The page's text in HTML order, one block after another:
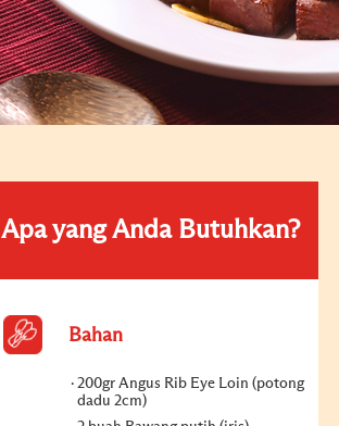
Apa yang Anda Butuhkan?
Bahan
200gr Angus Rib Eye Loin (potong
dadu 2cm)